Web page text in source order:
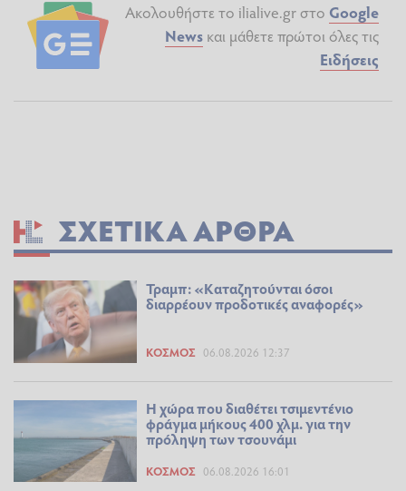
Ακολουθήστε το ilialive.gr στο Google
News και μάθετε πρώτοι όλες τις
Ειδήσεις
ΣΧΕΤΙΚΆ ΆΡΘΡΑ
Τραμπ: «Καταζητούνται όσοι
διαρρέουν προδοτικές αναφορές»
ΚΌΣΜΟΣ 06.08.2026 12:37
Η χώρα που διαθέτει τσιμεντένιο
φράγμα μήκους 400 χλμ. για την
πρόληψη των τσουνάμι
ΚΌΣΜΟΣ 06.08.2026 16:01